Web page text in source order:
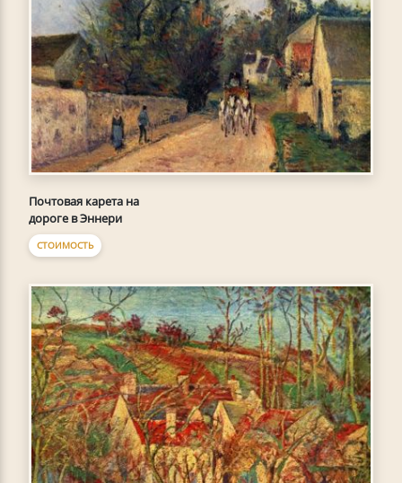
Почтовая карета на
дороге в Эннери
СТОИМОСТЬ